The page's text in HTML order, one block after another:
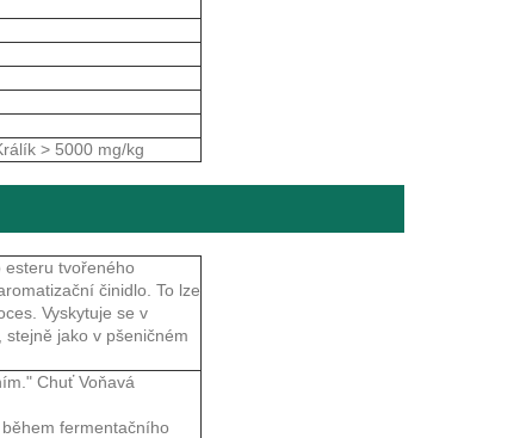
> 5000 mg/kg
tvořeného
činidlo. To lze
Vyskytuje se v
jako v pšeničném
Chuť Voňavá
fermentačního